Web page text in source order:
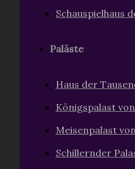
Schauspielhaus
Paläste
Haus der
Königspalast
Meisenpalast
Schillernder